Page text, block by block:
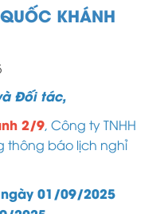
KHÁNH
Đối tác,
2/9, Công ty TNHH
thông báo lịch nghỉ
ngày 01/09/2025